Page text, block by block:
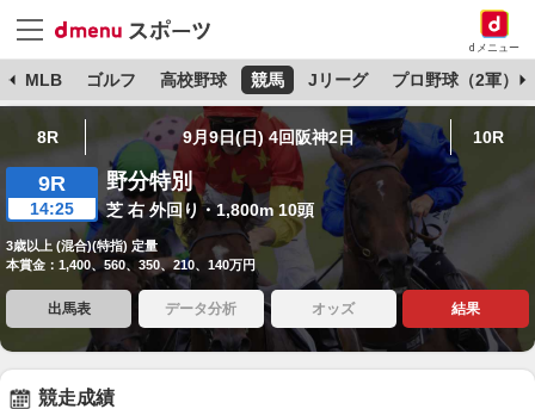
dメニュー
MLB ゴルフ 高校野球 競馬 Jリーグ プロ野球（2軍）
8R 9月9日(日) 4回阪神2日 10R
9R
14:25
野分特別
芝 右 外回り・1,800m 10頭
3歳以上 (混合)(特指) 定量
本賞金：1,400、560、350、210、140万円
出馬表 データ分析 オッズ 結果
競走成績